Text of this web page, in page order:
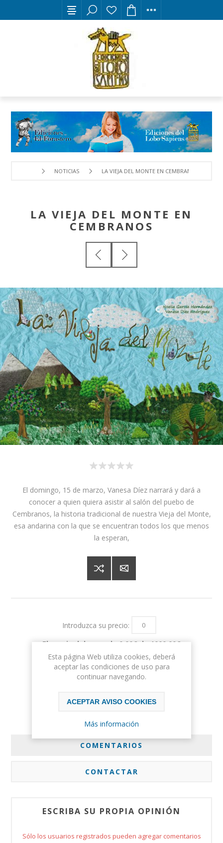
NOTICIAS LA VIEJA DEL MONTE EN CEMBRANOS
LA VIEJA DEL MONTE EN
CEMBRANOS
El domingo, 15 de marzo, Vanesa Díez narrará y dará a
conocer a quien quiera asistir al salón del puebo de
Cembranos, la historia tradicional de nuestra Vieja del Monte,
esa andarina con la que se encuentran todos los que menos
la esperan,
Introduzca su precio:
El precio debe ser de 0,00€ de 1000,00€
Please select the address you want to ship to
COMENTARIOS
CONTACTAR
ESCRIBA SU PROPIA OPINIÓN
Sólo los usuarios registrados pueden agregar comentarios
Esta página Web utiliza cookies, deberá
aceptar las condiciones de uso para
continuar navegando.
ACEPTAR AVISO COOKIES
Más información